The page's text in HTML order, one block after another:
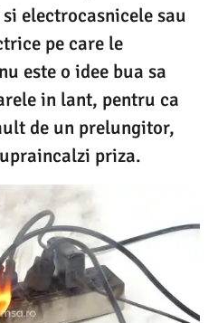
electrocasnicele sau
pe care le
este o idee bua sa
in lant, pentru ca
de un prelungitor,
priza.